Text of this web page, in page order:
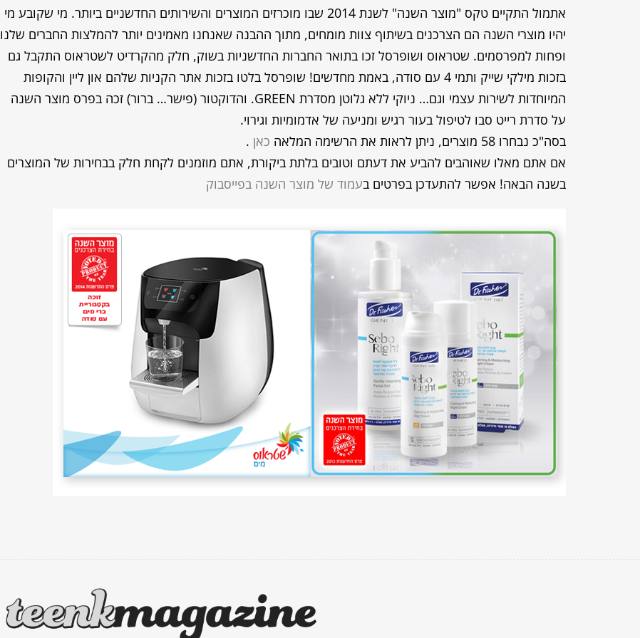
אתמול התקיים טקס "מוצר השנה" לשנת 2014 שבו מוכרזים המוצרים והשירותים החדשניים ביותר. מי שקובע מי
יהיו מוצרי השנה הם הצרכנים בשיתוף צוות מומחים, מתוך ההבנה שאנחנו מאמינים יותר להמלצות החברים שלנו
ופחות למפרסמים. שטראוס ושופרסל זכו בתואר החברות החדשניות בשוק, חלק מהקרדיט לשטראוס התקבל גם
בזכות מילקי שייק ותמי 4 עם סודה, באמת מחדשים! שופרסל בלטו בזכות אתר הקניות שלהם און ליין והקופות
המיוחדות לשירות עצמי וגם… ניוקי ללא גלוטן מסדרת GREEN. והדוקטור (פישר… ברור) זכה בפרס מוצר השנה
על סדרת רייט סבו לטיפול בעור רגיש ומניעה של אדמומיות וגירוי.
בסה"כ נבחרו 58 מוצרים, ניתן לראות את הרשימה המלאה
כאן .
אם אתם מאלו שאוהבים להביע את דעתם וטובים בלתת ביקורת, אתם מוזמנים לקחת חלק בבחירות של המוצרים
בשנה הבאה! אפשר להתעדכן בפרטים בעמוד של מוצר השנה בפייסבוק